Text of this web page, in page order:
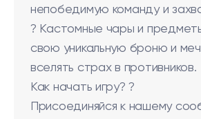
непобедимую команду и
?️ Кастомные чары и
свою уникальную броню и
вселять страх в противников.
Как начать игру? ?
Присоединяйся к нашему